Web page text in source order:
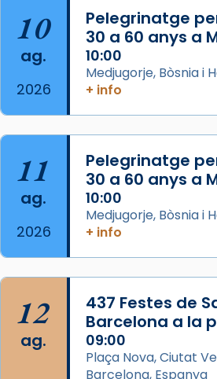
📸 J. Merino
Photo
View on Facebook ·
de Barcelona.
Aquest dilluns, 27 de juliol,
missa d’acció de gràcies
comitè organitzador de la
del Sant Pare Lleó XIV a
col·laboradors, a la
L’arquebisbe de
Josep Omella, ha presidit la
concelebrat el bisbe auxiliar
Mons. David Abadías.
📸 Dr. G. Simón
10
ag.
2026
Pelegrinatge
30 a 60 anys a
10:00
Medjugorje, Bòsnia i
+ info
11
ag.
2026
Pelegrinatge
30 a 60 anys a
10:00
Medjugorje, Bòsnia i
+ info
12
ag.
437 Festes de
Barcelona a la
09:00
Plaça Nova, Ciutat
Barcelona, Espanya